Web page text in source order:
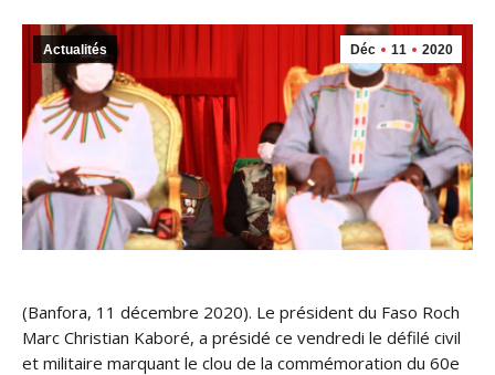
Déc 11 2020
Actualités
(Banfora, 11 décembre 2020). Le président du Faso Roch
Marc Christian Kaboré, a présidé ce vendredi le défilé civil
et militaire marquant le clou de la commémoration du 60e